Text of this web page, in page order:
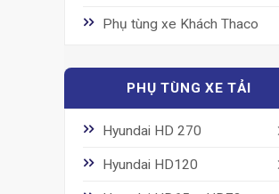
Phụ tùng xe Khách Thaco
PHỤ TÙNG XE TẢI
Hyundai HD 270
Hyundai HD120